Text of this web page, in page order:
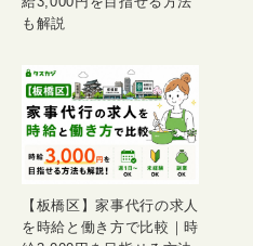
も解説
【板橋区】家事代行の求人
を時給と働き方で比較｜時